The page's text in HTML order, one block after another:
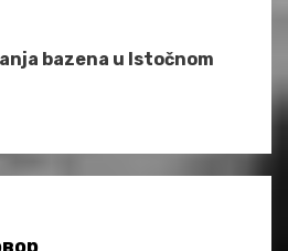
bazena u Istočnom